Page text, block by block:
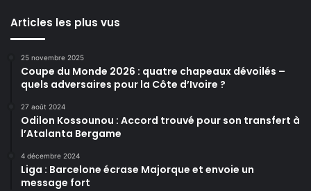
Articles les plus vus
25 novembre 2025
Coupe du Monde 2026 : quatre chapeaux dévoilés –
quels adversaires pour la Côte d’Ivoire ?
27 août 2024
Odilon Kossounou : Accord trouvé pour son transfert à
l’Atalanta Bergame
4 décembre 2024
Liga : Barcelone écrase Majorque et envoie un
message fort